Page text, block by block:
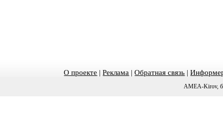
О проекте |Реклама |Обратная связь |
AMEA-Kirov,